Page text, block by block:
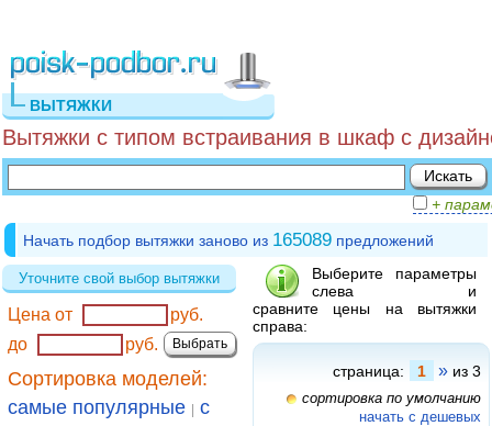
ВЫТЯЖКИ
Вытяжки с типом встраивания в шкаф с
+
Начать подбор вытяжки заново из 165089 предложений
Уточните свой выбор вытяжки
Цена от
руб.
до
руб.
Сортировка моделей:
самые популярные
с
Выберите параметры
слева и
сравните цены на вытяжки
справа:
страница: 1 » из 3
сортировка по умолчанию
начать с дешевых